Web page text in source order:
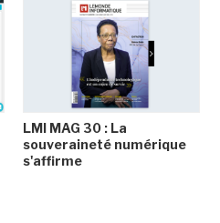
LMI MAG 30 : La
souveraineté numérique
s'affirme